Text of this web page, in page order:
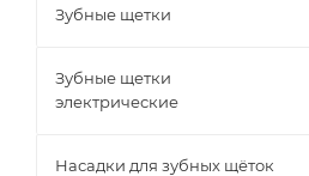
Зубные щетки
Зубные щетки
электрические
Насадки для зубных щёток